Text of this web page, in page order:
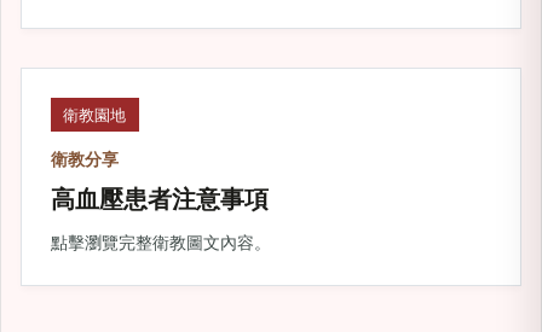
衛教園地
衛教分享
高血壓患者注意事項
點擊瀏覽完整衛教圖文內容。